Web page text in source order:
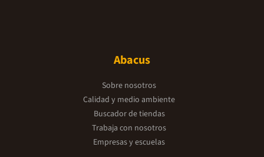
Abacus
Sobre nosotros
Calidad y medio ambiente
Buscador de tiendas
Trabaja con nosotros
Empresas y escuelas